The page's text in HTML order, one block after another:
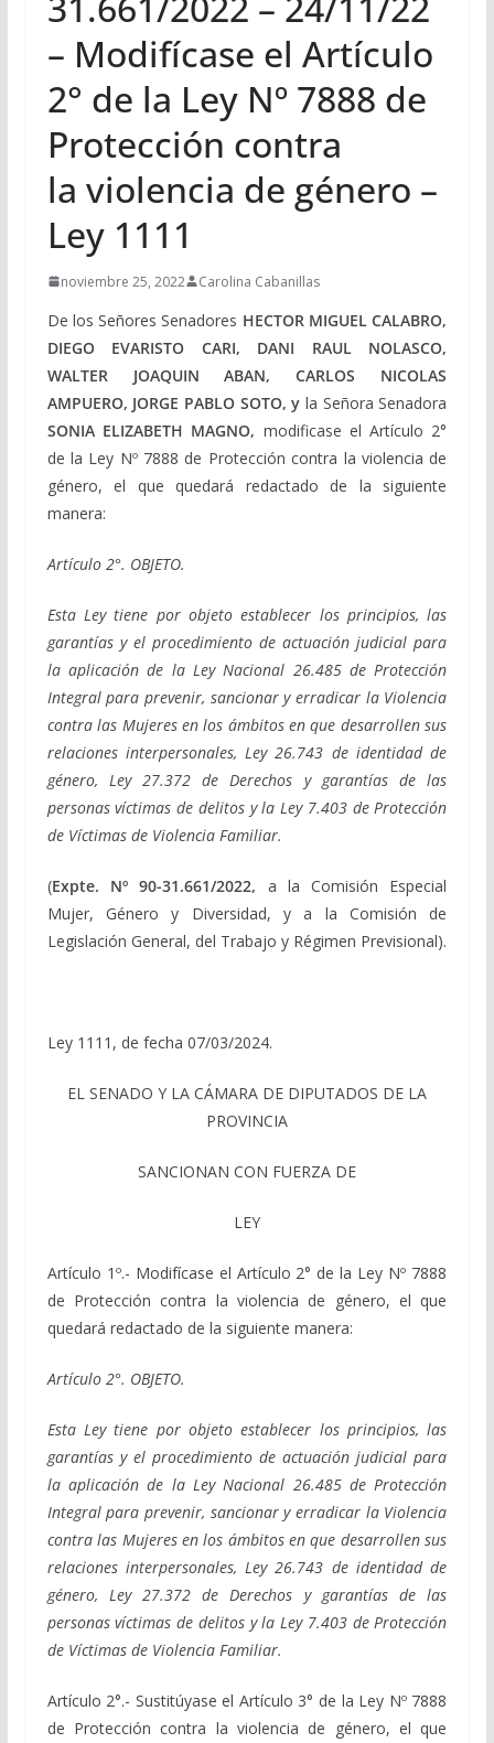
– Modifícase el Artículo
2° de la Ley Nº 7888 de
Protección contra
la violencia de género –
Ley 1111
noviembre 25, 2022 Carolina Cabanillas
De los Señores Senadores HECTOR MIGUEL CALABRO,
DIEGO EVARISTO CARI, DANI RAUL NOLASCO,
WALTER JOAQUIN ABAN, CARLOS NICOLAS
AMPUERO, JORGE PABLO SOTO, y la Señora Senadora
SONIA ELIZABETH MAGNO, modificase el Artículo 2°
de la Ley Nº 7888 de Protección contra la violencia de
género, el que quedará redactado de la siguiente
manera:
Artículo 2°. OBJETO.
Esta Ley tiene por objeto establecer los principios, las
garantías y el procedimiento de actuación judicial para
la aplicación de la Ley Nacional 26.485 de Protección
Integral para prevenir, sancionar y erradicar la Violencia
contra las Mujeres en los ámbitos en que desarrollen sus
relaciones interpersonales, Ley 26.743 de identidad de
género, Ley 27.372 de Derechos y garantías de las
personas víctimas de delitos y la Ley 7.403 de Protección
de Víctimas de Violencia Familiar.
(Expte. Nº 90-31.661/2022, a la Comisión Especial
Mujer, Género y Diversidad, y a la Comisión de
Legislación General, del Trabajo y Régimen Previsional).
Ley 1111, de fecha 07/03/2024.
EL SENADO Y LA CÁMARA DE DIPUTADOS DE LA
PROVINCIA
SANCIONAN CON FUERZA DE
LEY
Artículo 1º.- Modifícase el Artículo 2° de la Ley Nº 7888
de Protección contra la violencia de género, el que
quedará redactado de la siguiente manera:
Artículo 2°. OBJETO.
Esta Ley tiene por objeto establecer los principios, las
garantías y el procedimiento de actuación judicial para
la aplicación de la Ley Nacional 26.485 de Protección
Integral para prevenir, sancionar y erradicar la Violencia
contra las Mujeres en los ámbitos en que desarrollen sus
relaciones interpersonales, Ley 26.743 de identidad de
género, Ley 27.372 de Derechos y garantías de las
personas víctimas de delitos y la Ley 7.403 de Protección
de Víctimas de Violencia Familiar.
Artículo 2°.- Sustitúyase el Artículo 3° de la Ley Nº 7888
de Protección contra la violencia de género, el que